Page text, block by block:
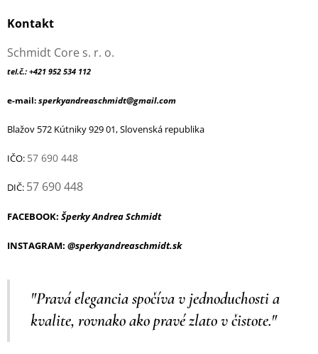
Kontakt
Schmidt Core s. r. o.
tel.č.: +421 952 534 112
e-mail: sperkyandreaschmidt@gmail.com
Blažov 572 Kútniky 929 01, Slovenská republika
IČO: 57 690 448
DIČ: 57 690 448
FACEBOOK: Šperky Andrea Schmidt
INSTAGRAM: @sperkyandreaschmidt.sk
"Pravá elegancia spočíva v jednoduchosti a
kvalite, rovnako ako pravé zlato v čistote."